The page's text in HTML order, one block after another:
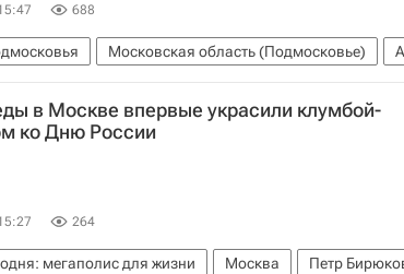
688
Московская область (Подмосковье)
Обманутые дольщики в России Инна
в Москве впервые украсили клумбой-
ко Дню России
264
мегаполис для жизни Москва Петр